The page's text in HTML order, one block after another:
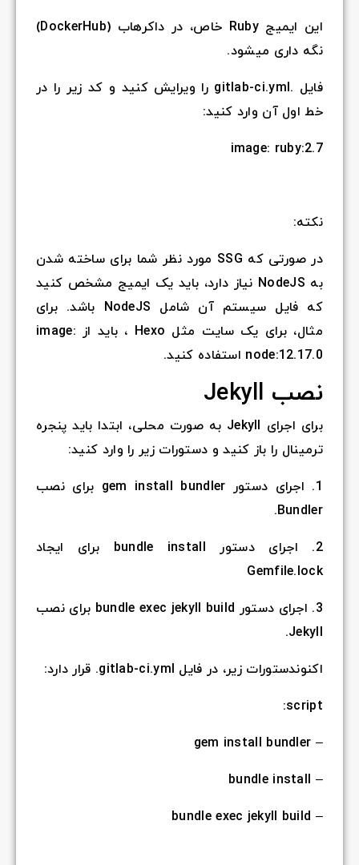
این ایمیج Ruby خاص، در داکرهاب (DockerHub)
نگه داری میشود.
فایل .gitlab-ci.yml را ویرایش کنید و کد زیر را در
خط اول آن وارد کنید:
image: ruby:2.7
نکته:
در صورتی که SSG مورد نظر شما برای ساخته شدن
به NodeJS نیاز دارد، باید یک ایمیج مشخص کنید
که فایل سیستم آن شامل NodeJS باشد. برای
مثال، برای یک سایت مثل Hexo ، باید از image:
node:12.17.0 استفاده کنید.
نصب Jekyll
برای اجرای Jekyll به صورت محلی، ابتدا باید پنجره
ترمینال را باز کنید و دستورات زیر را وارد کنید:
1. اجرای دستور gem install bundler برای نصب
Bundler.
2. اجرای دستور bundle install برای ایجاد
Gemfile.lock
3. اجرای دستور bundle exec jekyll build برای نصب
Jekyll.
اکنوندستورات زیر، در فایل gitlab-ci.yml. قرار دارد:
script:
– gem install bundler
– bundle install
– bundle exec jekyll build